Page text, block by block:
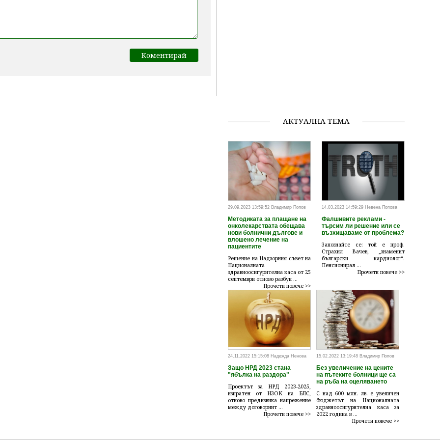
АКТУАЛНА ТЕМА
29.09.2023 13:59:52 Владимир Попов
Методиката за плащане на
онколекарствата обещава
нови болнични дългове и
влошено лечение на
пациентите
Решение на Надзорния съвет на
Националната
здравноосигурителна каса от 25
септември отново разбун ...
Прочети повече >>
14.03.2023 14:59:29 Невена Попова
Фалшивите реклами -
търсим ли решение или се
възхищаваме от проблема?
Запознайте се: той е проф.
Страхил Вачев, „знаменит
български кардиолог“.
Пенсионирал ...
Прочети повече >>
24.11.2022 15:15:08 Надежда Ненова
Защо НРД 2023 стана
"ябълка на раздора"
Проектът за НРД 2023-2025,
изпратен от НЗОК на БЛС,
отново предизвика напрежение
между договорнит ...
Прочети повече >>
15.02.2022 13:19:48 Владимир Попов
Без увеличение на цените
на пътеките болници ще са
на ръба на оцеляването
С над 600 млн. лв. е увеличен
бюджетът на Националната
здравноосигурителна каса за
2022 година в ...
Прочети повече >>